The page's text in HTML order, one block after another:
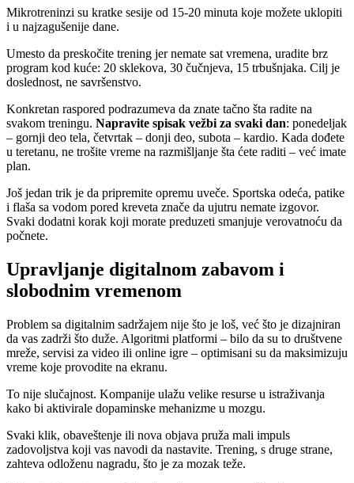
Mikrotreninzi su kratke sesije od 15-20 minuta koje možete uklopiti
i u najzagušenije dane.
Umesto da preskočite trening jer nemate sat vremena, uradite brz
program kod kuće: 20 sklekova, 30 čučnjeva, 15 trbušnjaka. Cilj je
doslednost, ne savršenstvo.
Konkretan raspored podrazumeva da znate tačno šta radite na
svakom treningu. Napravite spisak vežbi za svaki dan: ponedeljak
– gornji deo tela, četvrtak – donji deo, subota – kardio. Kada dođete
u teretanu, ne trošite vreme na razmišljanje šta ćete raditi – već imate
plan.
Još jedan trik je da pripremite opremu uveče. Sportska odeća, patike
i flaša sa vodom pored kreveta znače da ujutru nemate izgovor.
Svaki dodatni korak koji morate preduzeti smanjuje verovatnoću da
počnete.
Upravljanje digitalnom zabavom i
slobodnim vremenom
Problem sa digitalnim sadržajem nije što je loš, već što je dizajniran
da vas zadrži što duže. Algoritmi platformi – bilo da su to društvene
mreže, servisi za video ili online igre – optimisani su da maksimizuju
vreme koje provodite na ekranu.
To nije slučajnost. Kompanije ulažu velike resurse u istraživanja
kako bi aktivirale dopaminske mehanizme u mozgu.
Svaki klik, obaveštenje ili nova objava pruža mali impuls
zadovoljstva koji vas navodi da nastavite. Trening, s druge strane,
zahteva odloženu nagradu, što je za mozak teže.